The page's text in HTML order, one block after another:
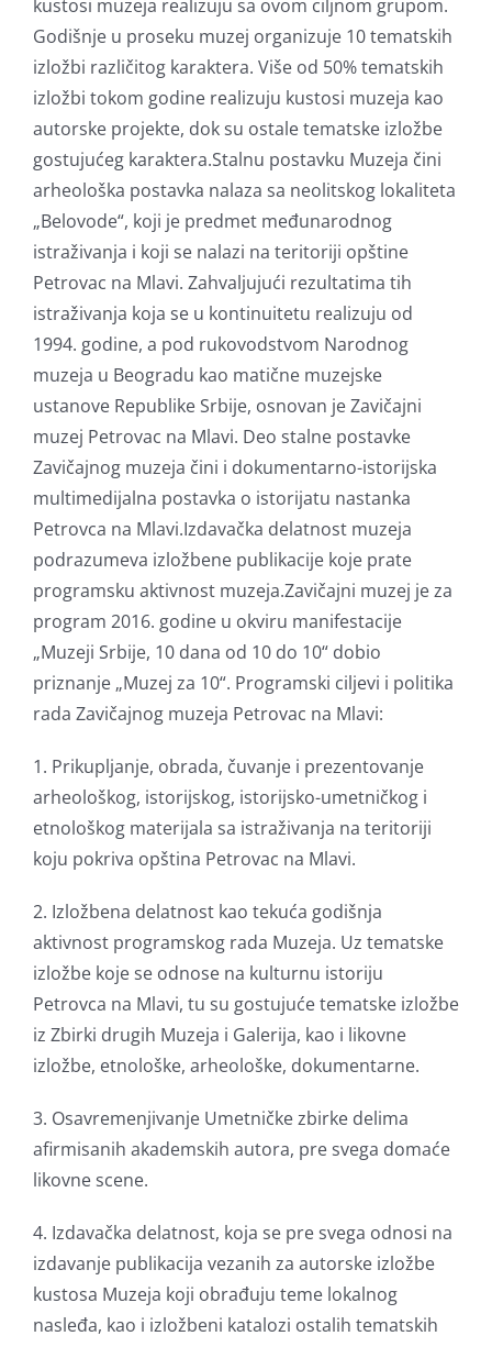
kustosi muzeja realizuju sa ovom ciljnom grupom.
Godišnje u proseku muzej organizuje 10 tematskih
izložbi različitog karaktera. Više od 50% tematskih
izložbi tokom godine realizuju kustosi muzeja kao
autorske projekte, dok su ostale tematske izložbe
gostujućeg karaktera.Stalnu postavku Muzeja čini
arheološka postavka nalaza sa neolitskog lokaliteta
„Belovode“, koji je predmet međunarodnog
istraživanja i koji se nalazi na teritoriji opštine
Petrovac na Mlavi. Zahvaljujući rezultatima tih
istraživanja koja se u kontinuitetu realizuju od
1994. godine, a pod rukovodstvom Narodnog
muzeja u Beogradu kao matične muzejske
ustanove Republike Srbije, osnovan je Zavičajni
muzej Petrovac na Mlavi. Deo stalne postavke
Zavičajnog muzeja čini i dokumentarno-istorijska
multimedijalna postavka o istorijatu nastanka
Petrovca na Mlavi.Izdavačka delatnost muzeja
podrazumeva izložbene publikacije koje prate
programsku aktivnost muzeja.Zavičajni muzej je za
program 2016. godine u okviru manifestacije
„Muzeji Srbije, 10 dana od 10 do 10“ dobio
priznanje „Muzej za 10“. Programski ciljevi i politika
rada Zavičajnog muzeja Petrovac na Mlavi:
1. Prikupljanje, obrada, čuvanje i prezentovanje
arheološkog, istorijskog, istorijsko-umetničkog i
etnološkog materijala sa istraživanja na teritoriji
koju pokriva opština Petrovac na Mlavi.
2. Izložbena delatnost kao tekuća godišnja
aktivnost programskog rada Muzeja. Uz tematske
izložbe koje se odnose na kulturnu istoriju
Petrovca na Mlavi, tu su gostujuće tematske izložbe
iz Zbirki drugih Muzeja i Galerija, kao i likovne
izložbe, etnološke, arheološke, dokumentarne.
3. Osavremenjivanje Umetničke zbirke delima
afirmisanih akademskih autora, pre svega domaće
likovne scene.
4. Izdavačka delatnost, koja se pre svega odnosi na
izdavanje publikacija vezanih za autorske izložbe
kustosa Muzeja koji obrađuju teme lokalnog
nasleđa, kao i izložbeni katalozi ostalih tematskih